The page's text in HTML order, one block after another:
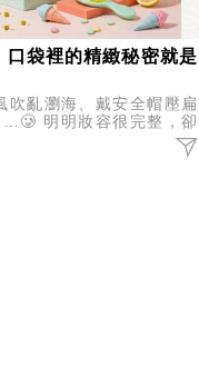
口袋裡的精緻秘密就是
吹亂瀏海、戴安全帽壓扁
明明妝容很完整，卻
感瞬間扣分。 這時候，
超